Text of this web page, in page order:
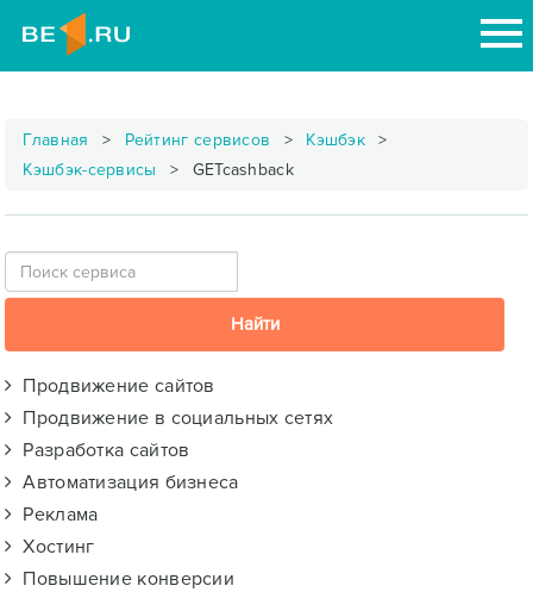
Главная Рейтинг сервисов
Кэшбэк
Кэшбэк-сервисы
GETcashback
Продвижение сайтов
Продвижение в социальных сетях
Разработка сайтов
Автоматизация бизнеса
Реклама
Хостинг
Повышение конверсии